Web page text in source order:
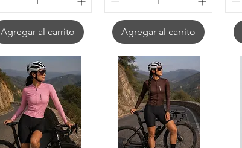
Agregar al carrito Agregar al carrito